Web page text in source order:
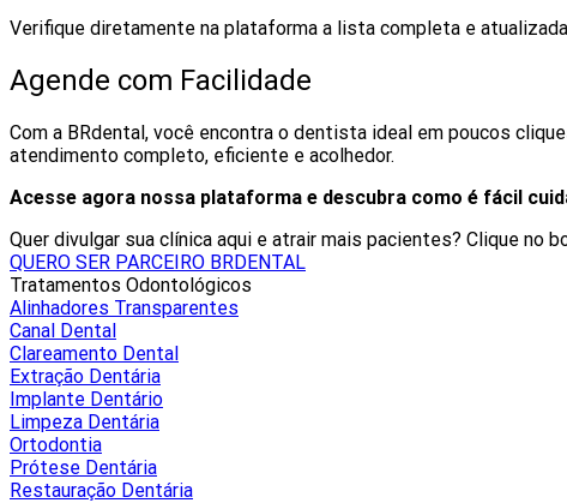
Verifique diretamente na plataforma a lista completa e
Agende com Facilidade
Com a BRdental, você encontra o dentista ideal em poucos
atendimento completo, eficiente e acolhedor.
Acesse agora nossa plataforma e descubra como é fácil
Quer divulgar sua clínica aqui e atrair mais pacientes? Clique no
QUERO SER PARCEIRO BRDENTAL
Tratamentos Odontológicos
Alinhadores Transparentes
Canal Dental
Clareamento Dental
Extração Dentária
Implante Dentário
Limpeza Dentária
Ortodontia
Prótese Dentária
Restauração Dentária